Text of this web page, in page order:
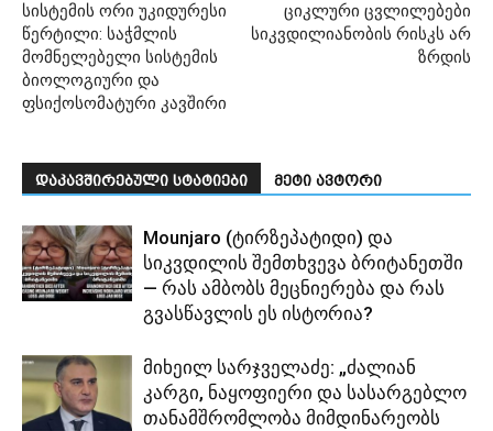
სისტემის ორი უკიდურესი
წერტილი: საჭმლის
მომნელებელი სისტემის
ბიოლოგიური და
ფსიქოსომატური კავშირი
ციკლური ცვლილებები
სიკვდილიანობის რისკს არ
ზრდის
დაკავშირებული სტატიები მეტი ავტორი
Mounjaro (ტირზეპატიდი) და
სიკვდილის შემთხვევა ბრიტანეთში
— რას ამბობს მეცნიერება და რას
გვასწავლის ეს ისტორია?
მიხეილ სარჯველაძე: „ძალიან
კარგი, ნაყოფიერი და სასარგებლო
თანამშრომლობა მიმდინარეობს